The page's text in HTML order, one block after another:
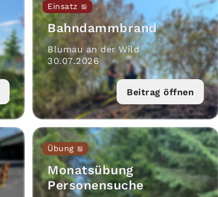
Einsatz
Bahndammbrand
Blumau an der Wild
30.07.2026
Beitrag öffnen
Übung
Monatsübung
Personensuche